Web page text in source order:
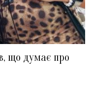
що думає про